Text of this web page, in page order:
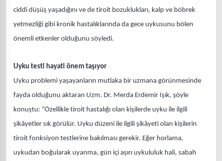
ciddi düşüş yaşadığını ve de tiroit bozuklukları, kalp ve böbrek
yetmezliği gibi kronik hastalıklarında da gece uykusunu bölen
önemli etkenler olduğunu söyledi.
Uyku testi hayati önem taşıyor
Uyku problemi yaşayanların mutlaka bir uzmana görünmesinde
fayda olduğunu aktaran Uzm. Dr. Merda Erdemir Işık, şöyle
konuştu: “Özellikle tiroit hastalığı olan kişilerde uyku ile ilgili
şikâyetler sık görülür. Uyku düzeni ile ilgili şikâyeti olan kişilerin
tiroit fonksiyon testlerine bakılması gerekir. Eğer horlama,
uykudan boğularak uyanma, gün içi aşırı uykululuk hali, sabah